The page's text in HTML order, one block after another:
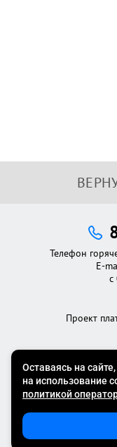
©2012 - 2026
Проект
Телефон
E-
с